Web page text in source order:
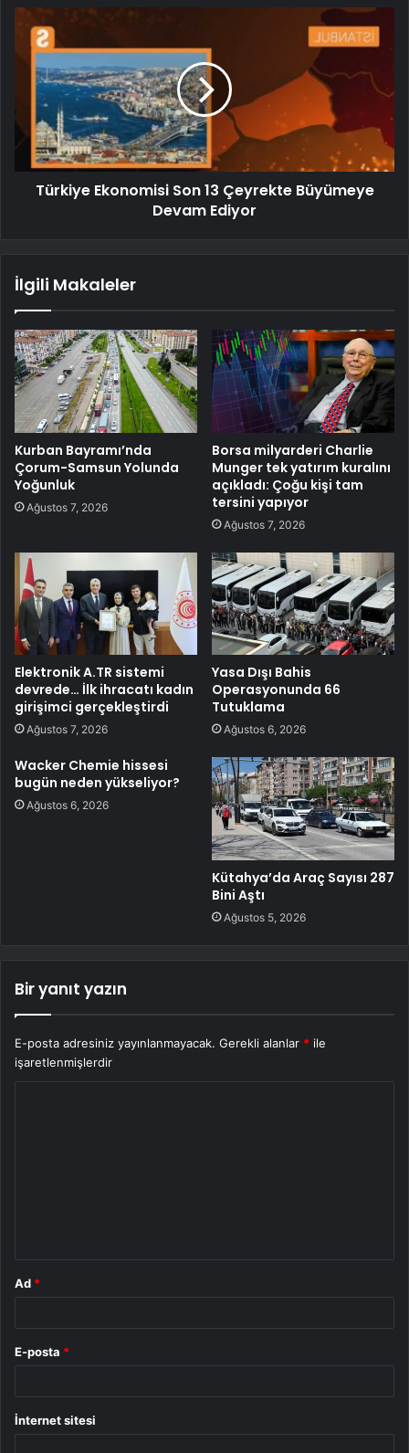
Türkiye Ekonomisi Son 13 Çeyrekte Büyümeye
Devam Ediyor
İlgili Makaleler
Kurban Bayramı’nda
Çorum-Samsun Yolunda
Yoğunluk
Ağustos 7, 2026
Borsa milyarderi Charlie
Munger tek yatırım kuralını
açıkladı: Çoğu kişi tam
tersini yapıyor
Ağustos 7, 2026
Elektronik A.TR sistemi
devrede… İlk ihracatı kadın
girişimci gerçekleştirdi
Ağustos 7, 2026
Yasa Dışı Bahis
Operasyonunda 66
Tutuklama
Ağustos 6, 2026
Wacker Chemie hissesi
bugün neden yükseliyor?
Ağustos 6, 2026
Kütahya’da Araç Sayısı 287
Bini Aştı
Ağustos 5, 2026
Bir yanıt yazın
E-posta adresiniz yayınlanmayacak. Gerekli alanlar * ile
işaretlenmişlerdir
Ad *
E-posta *
İnternet sitesi